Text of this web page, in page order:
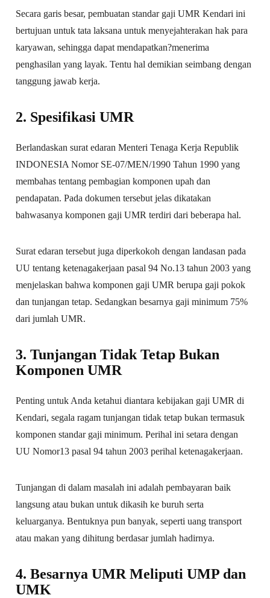
Secara garis besar, pembuatan standar gaji UMR Kendari ini
bertujuan untuk tata laksana untuk menyejahterakan hak para
karyawan, sehingga dapat mendapatkan?menerima
penghasilan yang layak. Tentu hal demikian seimbang dengan
tanggung jawab kerja.
2. Spesifikasi UMR
Berlandaskan surat edaran Menteri Tenaga Kerja Republik
INDONESIA Nomor SE-07/MEN/1990 Tahun 1990 yang
membahas tentang pembagian komponen upah dan
pendapatan. Pada dokumen tersebut jelas dikatakan
bahwasanya komponen gaji UMR terdiri dari beberapa hal.
Surat edaran tersebut juga diperkokoh dengan landasan pada
UU tentang ketenagakerjaan pasal 94 No.13 tahun 2003 yang
menjelaskan bahwa komponen gaji UMR berupa gaji pokok
dan tunjangan tetap. Sedangkan besarnya gaji minimum 75%
dari jumlah UMR.
3. Tunjangan Tidak Tetap Bukan
Komponen UMR
Penting untuk Anda ketahui diantara kebijakan gaji UMR di
Kendari, segala ragam tunjangan tidak tetap bukan termasuk
komponen standar gaji minimum. Perihal ini setara dengan
UU Nomor13 pasal 94 tahun 2003 perihal ketenagakerjaan.
Tunjangan di dalam masalah ini adalah pembayaran baik
langsung atau bukan untuk dikasih ke buruh serta
keluarganya. Bentuknya pun banyak, seperti uang transport
atau makan yang dihitung berdasar jumlah hadirnya.
4. Besarnya UMR Meliputi UMP dan
UMK